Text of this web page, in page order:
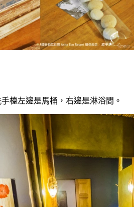
檯左邊是馬桶，右邊是淋浴間。